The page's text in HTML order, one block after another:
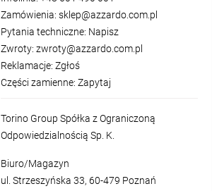
Zamówienia: sklep@azzardo.com.pl
Pytania techniczne: Napisz
Zwroty: zwroty@azzardo.com.pl
Reklamacje: Zgłoś
Części zamienne: Zapytaj
Torino Group Spółka z Ograniczoną
Odpowiedzialnością Sp. K.
Biuro/Magazyn
ul. Strzeszyńska 33, 60-479 Poznań